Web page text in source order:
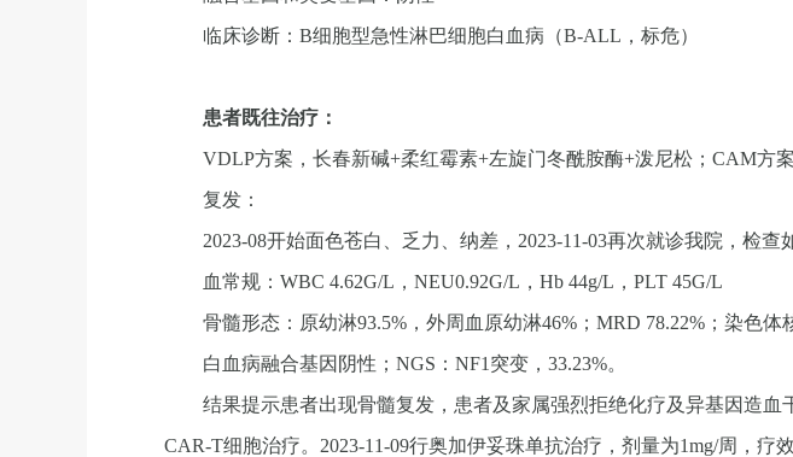
临床诊断：B细胞型急性淋巴细胞白血病（B-ALL，标危）
患者既往治疗：
VDLP方案，长春新碱+柔红霉素+左旋门冬酰胺酶+泼尼松；CAM方
复发：
2023-08开始面色苍白、乏力、纳差，2023-11-03再次就诊我院，检查
血常规：WBC 4.62G/L，NEU0.92G/L，Hb 44g/L，PLT 45G/L
骨髓形态：原幼淋93.5%，外周血原幼淋46%；MRD 78.22%；染色体
白血病融合基因阴性；NGS：NF1突变，33.23%。
结果提示患者出现骨髓复发，患者及家属强烈拒绝化疗及异基因造
CAR-T细胞治疗。2023-11-09行奥加伊妥珠单抗治疗，剂量为1mg/周，